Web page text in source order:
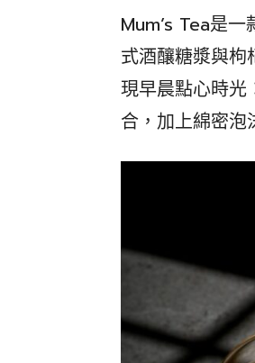
Mum’s Tea是
式酒釀糖漿與
現早晨點心時光
合，加上綿密泡